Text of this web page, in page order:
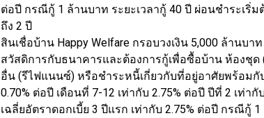
ต่อปี กรณีกู้ 1 ล้านบาท ระยะเวลากู้ 40 ปี ผ่อนชำระเริ่ม
ถึง 2 ปี
สินเชื่อบ้าน Happy Welfare กรอบวงเงิน 5,000 ล้าน
สวัสดิการกับธนาคารและต้องการกู้เพื่อซื้อบ้าน ห้องชุ
อื่น (รีไฟแนนซ์) หรือชำระหนี้เกี่ยวกับที่อยู่อาศัยพร้อมกั
0.70% ต่อปี เดือนที่ 7-12 เท่ากับ 2.75% ต่อปี ปีที่ 2 เท่า
เฉลี่ยอัตราดอกเบี้ย 3 ปีแรก เท่ากับ 2.75% ต่อปี กรณีกู้